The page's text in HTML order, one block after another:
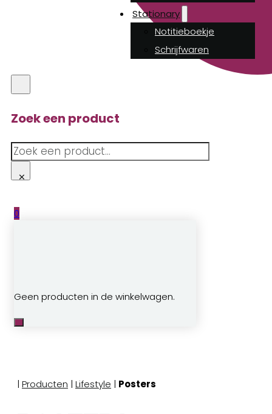
Stationary
Notitieboekje
Schrijfwaren
Zoek een product
Zoeken
×
0
Geen producten in de winkelwagen.
| Producten | Lifestyle | Posters